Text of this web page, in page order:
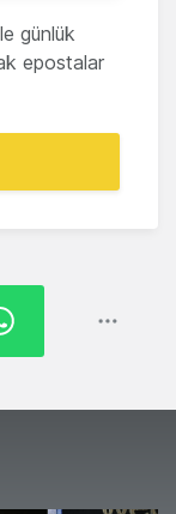
günlük
epostalar